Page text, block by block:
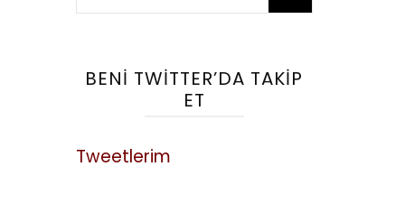
BENI TWITTER’DA TAKIP
ET
Tweetlerim